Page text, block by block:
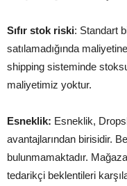
Sıfır stok riski: Standart
satılamadığında
shipping sisteminde
maliyetimiz yoktur.
Esneklik: Esneklik,
avantajlarından birisidir.
bulunmamaktadır.
tedarikçi beklentileri